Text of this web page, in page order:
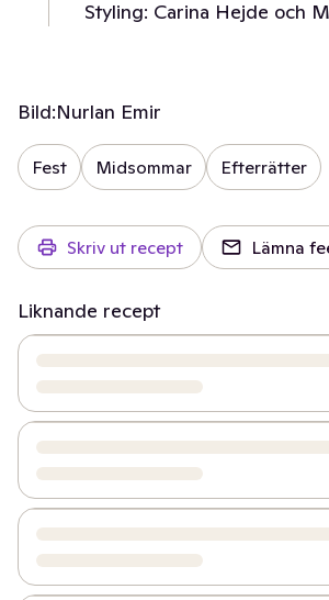
Styling: Carina Hejde och
Bild:Nurlan Emir
Fest Midsommar Efterrätter
Skriv ut recept Lämna
Liknande recept